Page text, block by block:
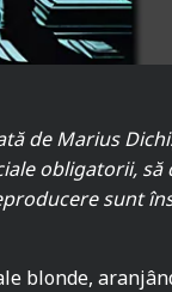
de Marius
obligatorii, să
sunt
blonde,